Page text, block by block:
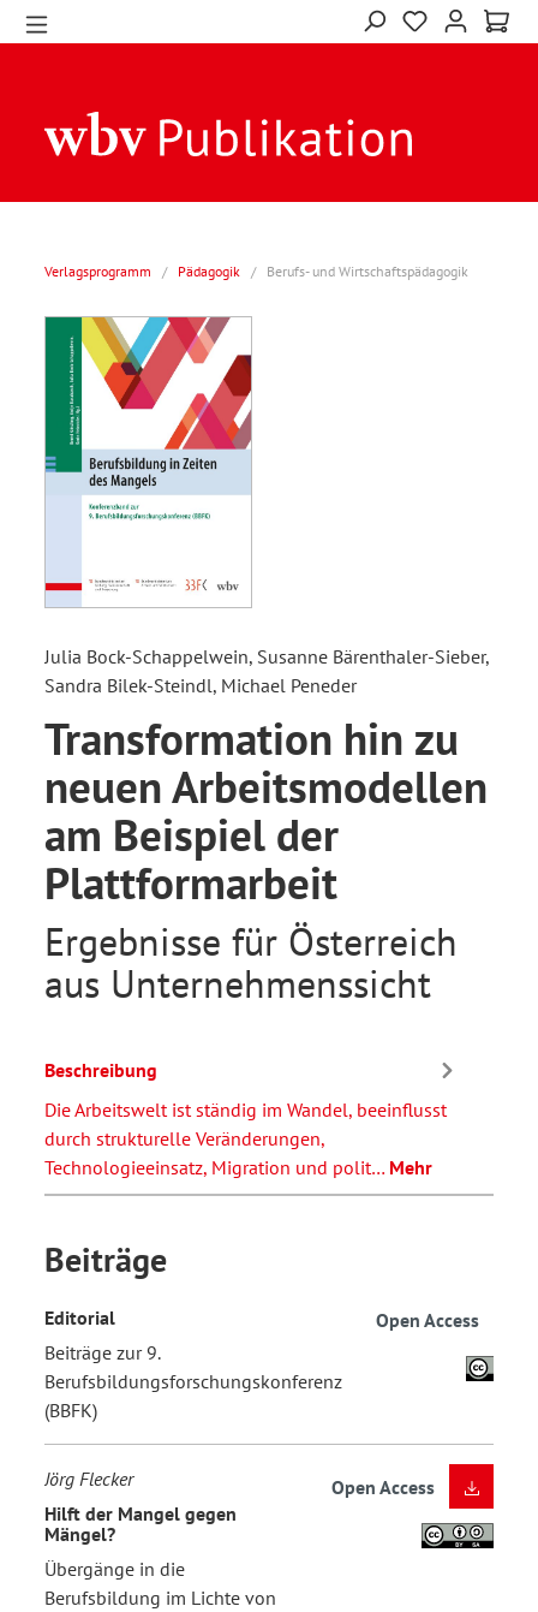
Verlagsprogramm / Pädagogik / Berufs- und Wirtschaftspädagogik
Julia Bock-Schappelwein, Susanne Bärenthaler-Sieber,
Sandra Bilek-Steindl, Michael Peneder
Transformation hin zu
neuen Arbeitsmodellen
am Beispiel der
Plattformarbeit
Ergebnisse für Österreich
aus Unternehmenssicht
Beschreibung
Die Arbeitswelt ist ständig im Wandel, beeinflusst
durch strukturelle Veränderungen,
Technologieeinsatz, Migration und polit… Mehr
Beiträge
Editorial
Beiträge zur 9.
Berufsbildungsforschungskonferenz
(BBFK)
Open Access
Jörg Flecker
Hilft der Mangel gegen
Mängel?
Übergänge in die
Berufsbildung im Lichte von
Open Access